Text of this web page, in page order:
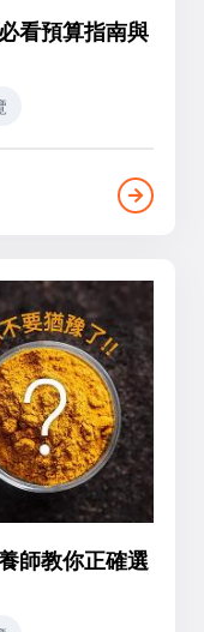
看預算指南與
師教你正確選